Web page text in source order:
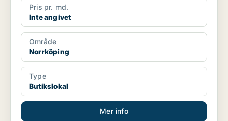
Pris pr. md.
Inte angivet
Område
Norrköping
Type
Butikslokal
Mer info